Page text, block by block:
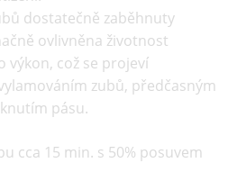
dostatečně zaběhnuty
ovlivněna životnost
výkon, což se projeví
zubů, předčasným
pásu.
cca 15 min. s 50% posuvem